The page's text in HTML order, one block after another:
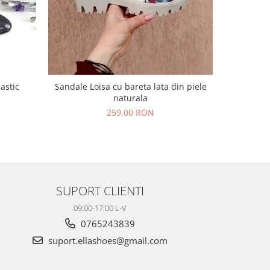
Sandale Loisa cu bareta lata din piele
naturala
259,00 RON
SUPORT CLIENTI
09:00-17:00 L-V
0765243839
suport.ellashoes@gmail.com